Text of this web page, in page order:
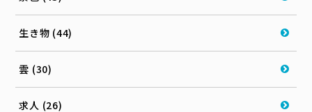
生き物 (44)
雲 (30)
求人 (26)